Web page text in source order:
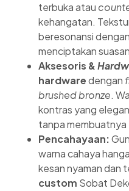
terbuka atau
kehangatan.
beresonansi
menciptakan
Aksesoris &
hardwaredengan
brushed bronze.
kontras yang
tanpa membuatnya
Pencahayaan:
warna cahaya
kesan nyaman dan
custom Sobat